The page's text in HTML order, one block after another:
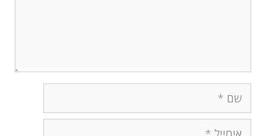
שם
אימייל